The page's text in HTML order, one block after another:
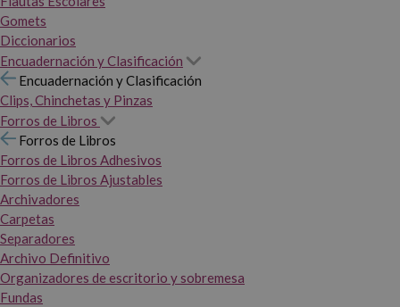
Gomets
Diccionarios
Encuadernación y Clasificación
Encuadernación y Clasificación
Clips, Chinchetas y Pinzas
Forros de Libros
Forros de Libros
Forros de Libros Adhesivos
Forros de Libros Ajustables
Archivadores
Carpetas
Separadores
Archivo Definitivo
Organizadores de escritorio y sobremesa
Fundas